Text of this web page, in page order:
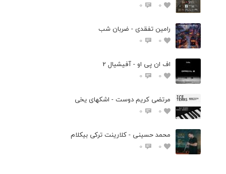
0
0
رامین تفقدی - ضربان شب
0
0
اف ان پی او - آفیشیال 2
0
0
مرتضی کریم دوست - اشکهای یخی
0
0
محمد حسینی - کلارینت ترکی بیکلام
0
0